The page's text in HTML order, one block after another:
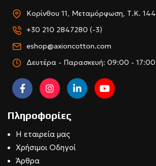
Κορίνθου 11, Μεταμόρφωση, Τ.Κ. 144
+30 210 2847280 (-3)
eshop@axioncotton.com
Δευτέρα - Παρασκευή: 09:00 - 17:00
Πληροφορίες
Η εταιρεία μας
Χρήσιμοι Οδηγοί
Άρθρα